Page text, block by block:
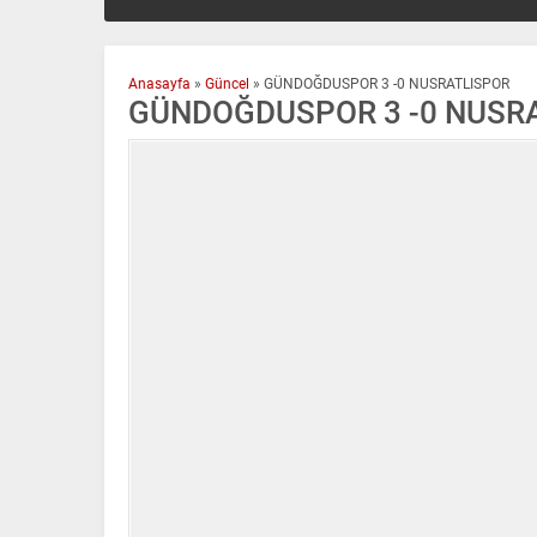
Anasayfa » Güncel » GÜNDOĞDUSPOR 3 -0 NUSRATLISPOR
GÜNDOĞDUSPOR 3 -0